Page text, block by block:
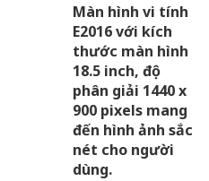
Màn hình vi tính
E2016 với kích
thước màn hình
18.5 inch, độ
phân giải 1440 x
900 pixels mang
đến hình ảnh sắc
nét cho người
dùng.